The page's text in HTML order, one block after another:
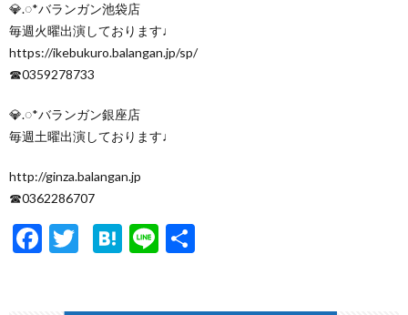
💎.◌*バランガン池袋店
毎週火曜出演しております♩
https://ikebukuro.balangan.jp/sp/
☎︎0359278733
💎.◌*バランガン銀座店
毎週土曜出演しております♩
http://ginza.balangan.jp
☎︎0362286707
F
T
H Li